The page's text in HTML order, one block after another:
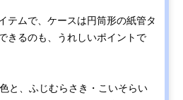
テムで、ケースは円筒形の紙管タ
きるのも、うれしいポイントで
と、ふじむらさき・こいそらい